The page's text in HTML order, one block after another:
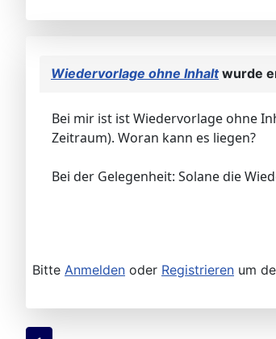
Wiedervorlage ohne Inhaltwurde
Bei mir ist ist Wiedervorlage ohne
Zeitraum). Woran kann es liegen?
Bei der Gelegenheit: Solane die
Bitte Anmelden oder Registrieren um